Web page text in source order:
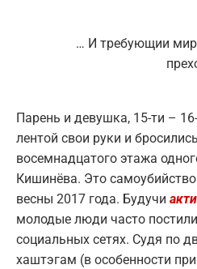
… И требующии
Парень и девушка, 15-ти –
лентой свои руки и
восемнадцатого этажа
Кишинёва. Это
весны 2017 года. Будучи
молодые люди часто
социальных сетях. Судя по
хаштэгам (в особенности